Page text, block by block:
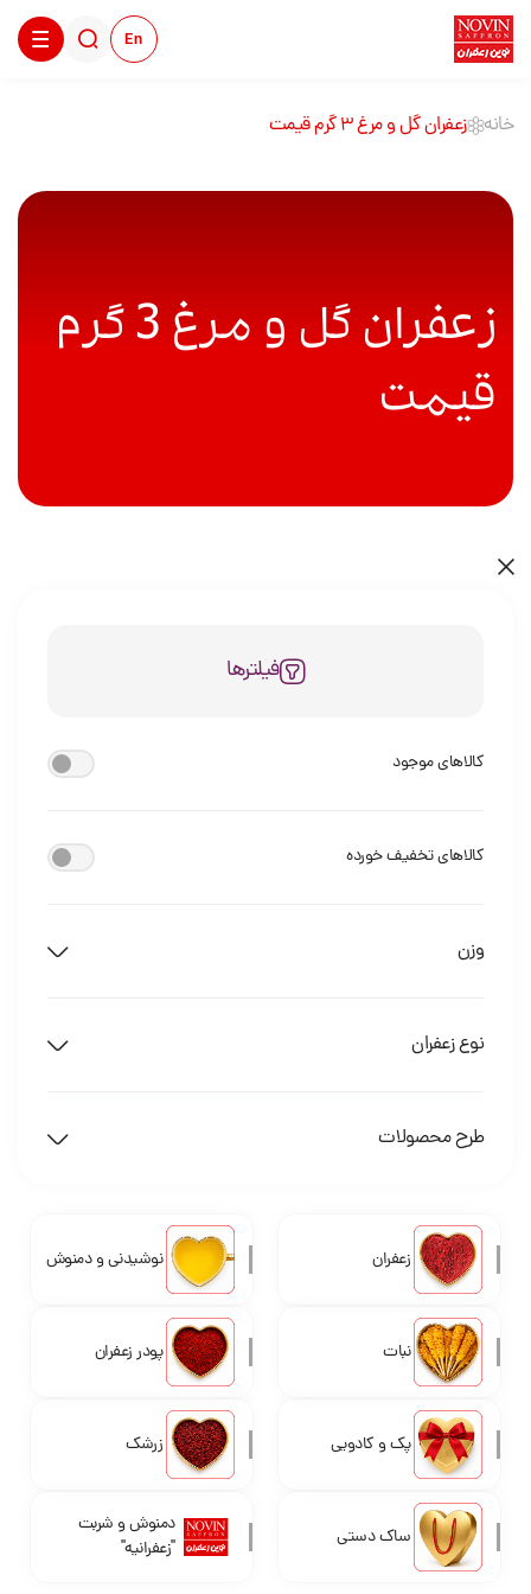
En
خانه زعفران گل و مرغ 3 گرم قیمت
زعفران گل و مرغ 3 گرم
قیمت
فیلترها
کالاهای موجود
کالاهای تخفیف خورده
وزن
نوع زعفران
طرح محصولات
زعفران نوشیدنی و دمنوش
نبات پودر زعفران
پک و کادویی زرشک
ساک دستی
دمنوش و شربت
"زعفرانیه"